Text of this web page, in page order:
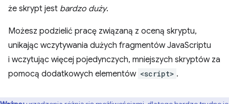
że skrypt jest bardzo duży.
Możesz podzielić pracę związaną z oceną skryptu,
unikając wczytywania dużych fragmentów JavaScriptu
i wczytując więcej pojedynczych, mniejszych skryptów za
pomocą dodatkowych elementów <script> .